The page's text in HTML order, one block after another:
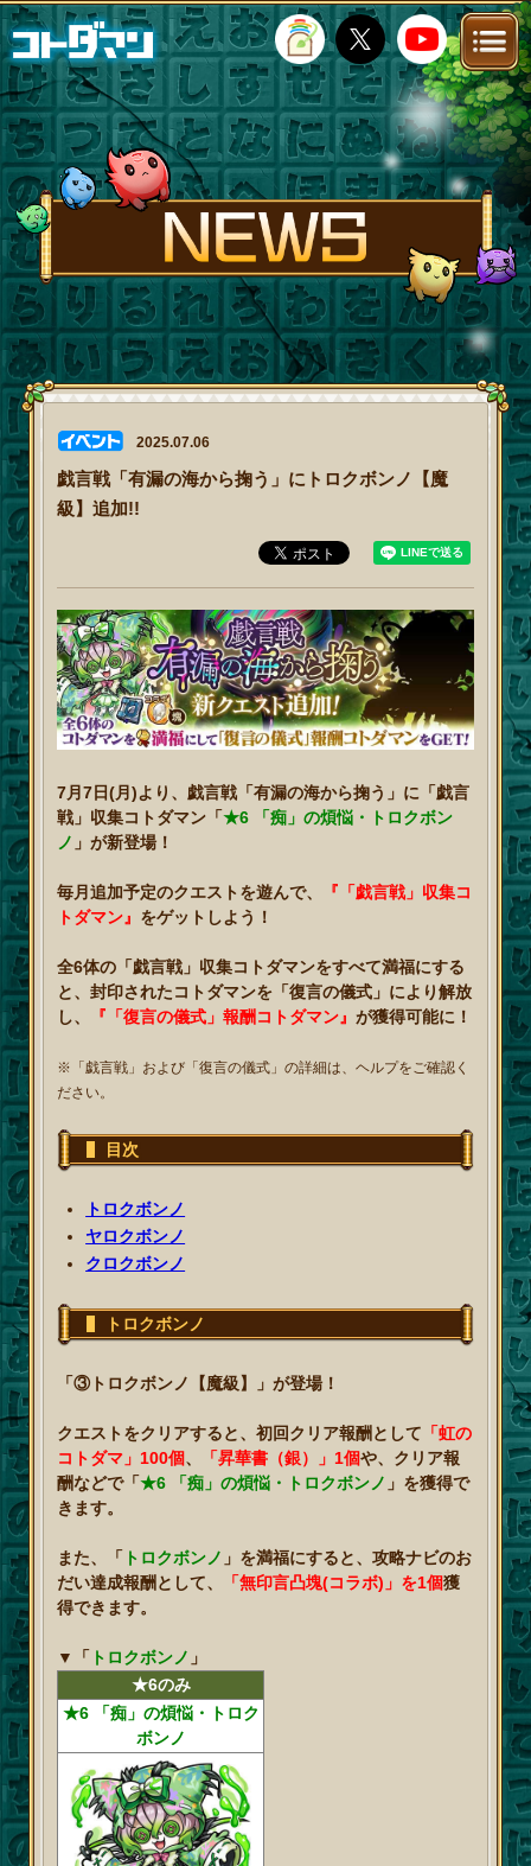
TOP STORY NEWS
FANKIT FAQ
2025.07.06
戯言戦「有漏の海から掬う」にトロクボンノ【魔
級】追加!!
7月7日(月)より、戯言戦「有漏の海から掬う」に「戯言
戦」収集コトダマン「★6 「痴」の煩悩・トロクボン
ノ 」が新登場！
毎月追加予定のクエストを遊んで、
『「戯言戦」収集コ
トダマン』 をゲットしよう！
全6体の「戯言戦」収集コトダマンをすべて満福にする
と、封印されたコトダマンを「復言の儀式」により解放
し、
『「復言の儀式」報酬コトダマン』が獲得可能に！
※「戯言戦」および「復言の儀式」の詳細は、ヘルプをご確認く
ださい。
目次
トロクボンノ
ヤロクボンノ
クロクボンノ
トロクボンノ
「③トロクボンノ【魔級】」が登場！
クエストをクリアすると、初回クリア報酬として 「虹の
コトダマ」100個、 「昇華書（銀）」1個や、クリア報
酬などで「★6 「痴」の煩悩・トロクボンノ 」を獲得で
きます。
また、「 トロクボンノ 」を満福にすると、攻略ナビのお
だい達成報酬として、
「無印言凸塊(コラボ)」を1個獲
得できます。
▼ 「 トロクボンノ 」
★6のみ
★6 「痴」の煩悩・トロク
ボンノ